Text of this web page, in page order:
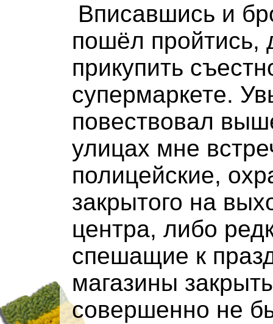
Вписавшись и
пошёл пройтись,
прикупить
супермаркете.
повествовал
улицах мне
полицейские,
закрытого на
центра, либо
спешащие к
магазины
совершенно не